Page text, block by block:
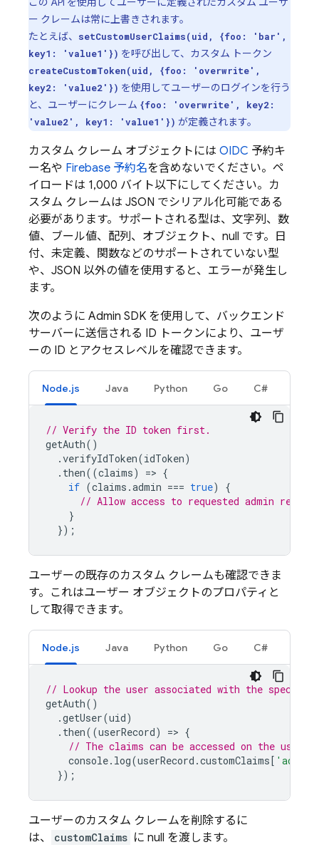
ー クレームは常に上書きされます。
たとえば、
setCustomUserClaims(uid, {foo: 'bar',
key1: 'value1'}) を呼び出して、カスタム トークン
createCustomToken(uid, {foo: 'overwrite',
key2: 'value2'}) を使用してユーザーのログインを行う
と、ユーザーにクレーム {foo: 'overwrite', key2:
'value2', key1: 'value1'}) が定義されます。
カスタム クレーム オブジェクトには OIDC 予約キ
ー名や Firebase 予約名を含めないでください。ペ
イロードは 1,000 バイト以下にしてください。カ
スタム クレームは JSON でシリアル化可能である
必要があります。サポートされる型は、文字列、数
値、ブール値、配列、オブジェクト、null です。日
付、未定義、関数などのサポートされていない型
や、JSON 以外の値を使用すると、エラーが発生し
ます。
次のように Admin SDK を使用して、バックエンド
サーバーに送信される ID トークンにより、ユーザ
ーの ID とアクセスレベルを確認できます。
Node.js Java Python Go C#
// Verify the ID token first.
getAuth()
.verifyIdToken(idToken)
. then((claims) => {
if (claims .admin === true)
{
// Allow access to requested admin
}
});
ユーザーの既存のカスタム クレームも確認できま
す。これはユーザー オブジェクトのプロパティと
して取得できます。
Node.js Java Python Go C#
// Lookup the user associated with the
getAuth()
.getUser(uid)
. then((userRecord) => {
// The claims can be accessed on the user
console. log(userRecord .customClaims[ 'admin'
});
ユーザーのカスタム クレームを削除するに
は、
customClaims に null を渡します。